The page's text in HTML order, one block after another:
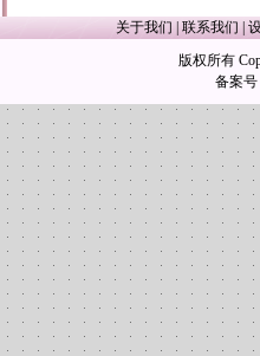
关于我们 联系我们
版权所有
备案号